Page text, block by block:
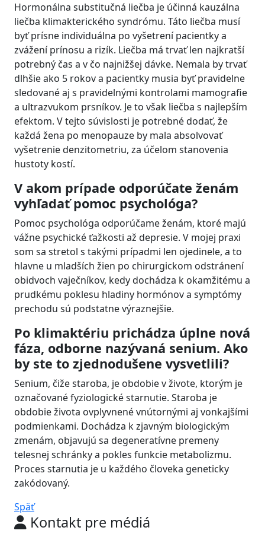
Hormonálna substitučná liečba je účinná kauzálna
liečba klimakterického syndrómu. Táto liečba musí
byť prísne individuálna po vyšetrení pacientky a
zvážení prínosu a rizík. Liečba má trvať len najkratší
potrebný čas a v čo najnižšej dávke. Nemala by trvať
dlhšie ako 5 rokov a pacientky musia byť pravidelne
sledované aj s pravidelnými kontrolami mamografie
a ultrazvukom prsníkov. Je to však liečba s najlepším
efektom. V tejto súvislosti je potrebné dodať, že
každá žena po menopauze by mala absolvovať
vyšetrenie denzitometriu, za účelom stanovenia
hustoty kostí.
V akom prípade odporúčate ženám
vyhľadať pomoc psychológa?
Pomoc psychológa odporúčame ženám, ktoré majú
vážne psychické ťažkosti až depresie. V mojej praxi
som sa stretol s takými prípadmi len ojedinele, a to
hlavne u mladších žien po chirurgickom odstránení
obidvoch vaječníkov, kedy dochádza k okamžitému a
prudkému poklesu hladiny hormónov a symptómy
prechodu sú podstatne výraznejšie.
Po klimaktériu prichádza úplne nová
fáza, odborne nazývaná senium. Ako
by ste to zjednodušene vysvetlili?
Senium, čiže staroba, je obdobie v živote, ktorým je
označované fyziologické starnutie. Staroba je
obdobie života ovplyvnené vnútornými aj vonkajšími
podmienkami. Dochádza k zjavným biologickým
zmenám, objavujú sa degeneratívne premeny
telesnej schránky a pokles funkcie metabolizmu.
Proces starnutia je u každého človeka geneticky
zakódovaný.
Späť
Kontakt pre médiá